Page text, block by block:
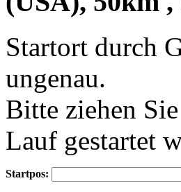
Startort durch
ungenau.
Bitte ziehen
Lauf gestartet
Startpos: